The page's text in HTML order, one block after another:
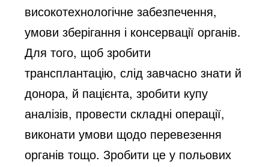
високотехнологічне забезпечення,
умови зберігання і консервації органів.
Для того, щоб зробити
трансплантацію, слід завчасно знати й
донора, й пацієнта, зробити купу
аналізів, провести складні операції,
виконати умови щодо перевезення
органів тощо. Зробити це у польових